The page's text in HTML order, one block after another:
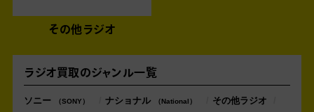
その他ラジオ
ラジオ買取のジャンル一覧
ソニー SONY ナショナル National
その他ラジオ